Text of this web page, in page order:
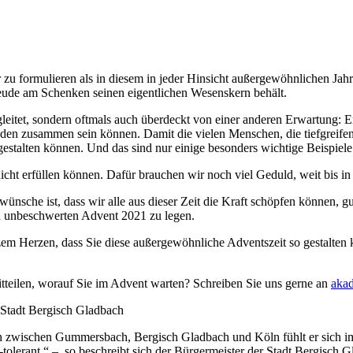
formulieren als in diesem in jeder Hinsicht außergewöhnlichen
am Schenken seinen eigentlichen Wesenskern behält.
sondern oftmals auch überdeckt von einer anderen Erwartung:
zusammen sein können. Damit die vielen Menschen, die
können. Und das sind nur einige besonders wichtige
erfüllen können. Dafür brauchen wir noch viel Geduld, weit bis
ist, dass wir alle aus dieser Zeit die Kraft schöpfen können,
Advent 2021 zu legen.
Herzen, dass Sie diese außergewöhnliche Adventszeit so
worauf Sie im Advent warten? Schreiben Sie uns gerne an
Bergisch Gladbach
Gummersbach, Bergisch Gladbach und Köln fühlt er sich